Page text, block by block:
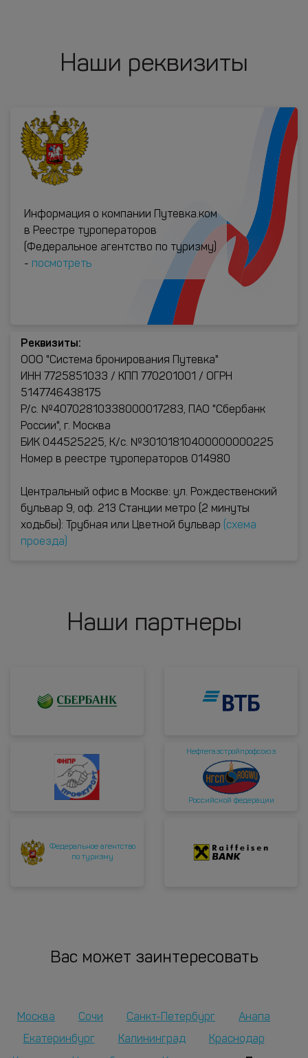
Наши реквизиты
Информация о компании Путевка.ком
в Реестре туроператоров
(Федеральное агентство по туризму)
- посмотреть
Реквизиты:
ООО "Система бронирования Путевка"
ИНН 7725851033 / КПП 770201001 / ОГРН
5147746438175
Р/с. №40702810338000017283, ПАО "Сбербанк
России", г. Москва
БИК 044525225, К/с. №30101810400000000225
Номер в реестре туроператоров 014980
Центральный офис в Москве: ул. Рождественский
бульвар 9, оф. 213 Станции метро (2 минуты
ходьбы): Трубная или Цветной бульвар
(схема
проезда)
Наши партнеры
Нефтегазстройпрофсоюз
Российской федерации
Федеральное агентство
по туризму
Вас может заинтересовать
Москва Сочи Санкт-Петербург
Анапа
Екатеринбург
Калининград Краснодар